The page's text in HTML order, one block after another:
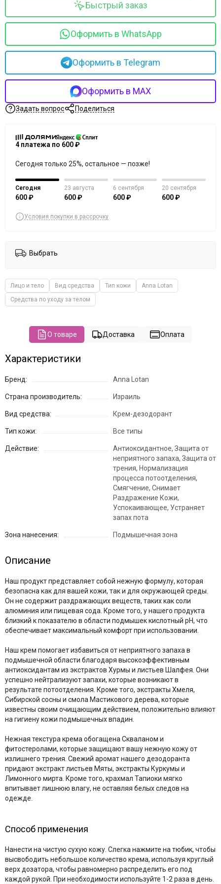
Mesopharm Professional
Metatron
Neoretin Discrom Control
Obagi
Peel Medical
Resedaodor
Shiki No Nagomi
Skincouture
Skinosophy
Skin Resist
Skintellectual Solutions
Tegoder
Tete
Vivax
YU.R Skin Solution
Оформить в WhatsApp
Оформить в Telegram
Оформить в MAX
Быстрый заказ
Задать вопрос Поделиться
4 платежа по 600 ₽
Сегодня только 25%, остальное — позже!
Сегодня
600 ₽
23 августа
600 ₽
6 сентября
600 ₽
20 сентября
600 ₽
Условия покупки в рассрочку
Выбрать
Лицо и тело Вид средства Тип кожи
Anna Lotan
Средства по уходу за телом
О товаре Доставка Оплата
Характеристики
Бренд: Anna Lotan
Страна производитель: Израиль
Вид средства: Крем-дезодорант
Тип кожи: Все типы
Действие:
Антиоксидантное, Защита от
неприятного запаха, Защита от
трения, Нормализация
процесса потоотделения,
Смягчение, Снимает
Раздражение Кожи,
Успокаивающее, Устраняет
запах пота
Зона нанесения: Подмышечная зона
Описание
Наш продукт представляет собой нежную формулу, которая
безопасна как для вашей кожи, так и для окружающей среды.
Он не содержит раздражающих веществ, таких как соли
алюминия или пищевая сода. Кроме того, у нашего продукта
близкий к показателю в области подмышек кислотный pH, что
обеспечивает максимальный комфорт при использовании.
Наш крем помогает избавиться от неприятного запаха в
подмышечной области благодаря высокоэффективным
антиоксидантам из экстрактов Хурмы и листьев Шалфея. Они
успешно нейтрализуют запахи, которые возникают в
результате потоотделения. Кроме того, экстракты Хмеля,
Сибирской сосны и смола Мастикового дерева, которые
известны своим очищающим действием, положительно влияют
на гигиену кожи подмышечных впадин.
Нежная текстура крема обогащена Скваланом и
фитостеролами, которые защищают вашу нежную кожу от
излишнего трения. Свежий аромат нашего дезодоранта
придают экстракт листьев Мяты, экстракты Куркумы и
Лимонного мирта. Кроме того, крахмал Тапиоки мягко
впитывает лишнюю влагу, не оставляя белых следов на
одежде.
Способ применения
Нанести на чистую сухую кожу. Слегка нажмите на тюбик, чтобы
высвободить небольшое количество крема, используя круглый
верх дозатора, чтобы равномерно распределить его под
каждой рукой. При необходимости используйте 1-2 раза в день.